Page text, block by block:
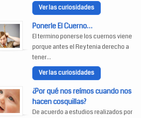
Ver las curiosidades
Ponerle El Cuerno…
El termino ponerse los cuernos viene
porque antes el Rey tenia derecho a
tener...
Ver las curiosidades
¿Por qué nos reímos cuando nos
hacen cosquillas?
De acuerdo a estudios realizados por